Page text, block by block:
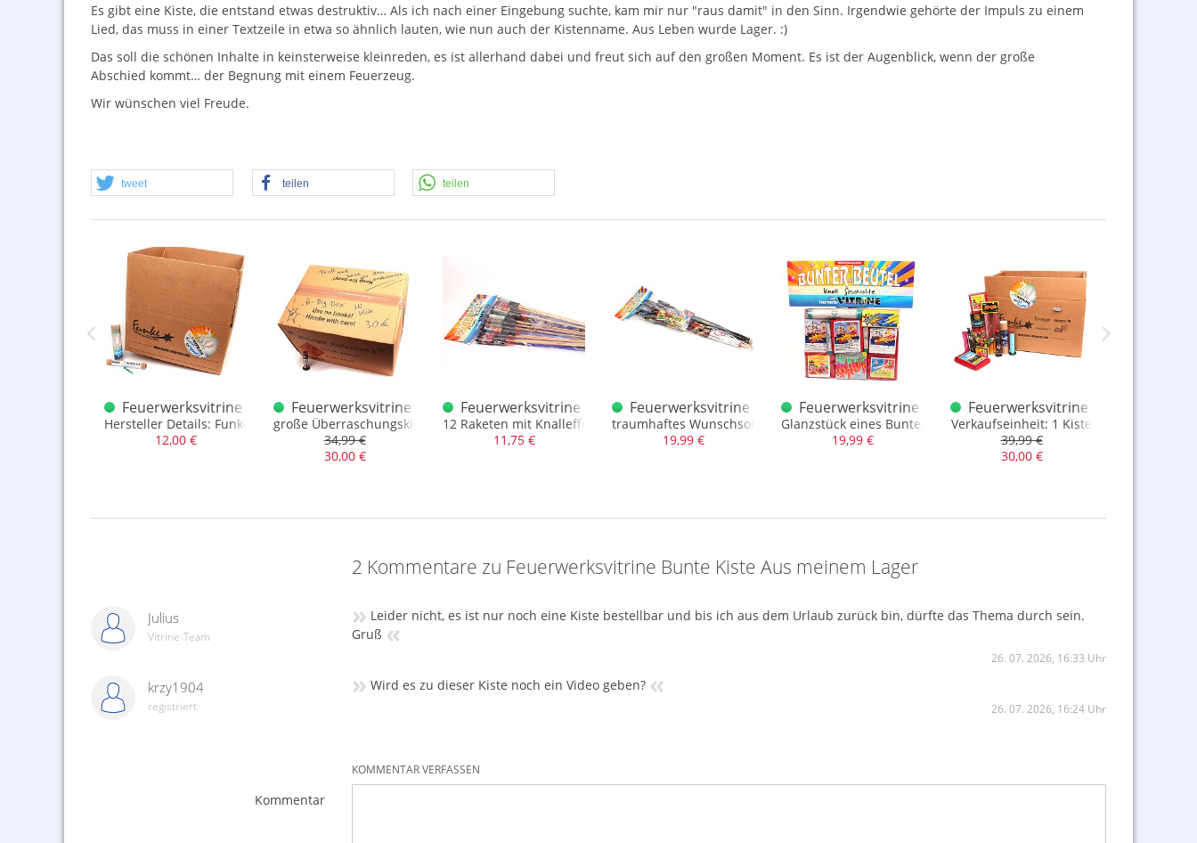
Es gibt eine Kiste, die entstand etwas destruktiv… Als ich nach einer Eingebung suchte, kam mir nur "raus damit" in den Sinn. Irgendwie gehörte der Impuls zu einem
Lied, das muss in einer Textzeile in etwa so ähnlich lauten, wie nun auch der Kistenname. Aus Leben wurde Lager. :)
Das soll die schönen Inhalte in keinsterweise kleinreden, es ist allerhand dabei und freut sich auf den großen Moment. Es ist der Augenblick, wenn der große
Abschied kommt… der Begnung mit einem Feuerzeug.
Wir wünschen viel Freude.
tweet teilen teilen
+ Funke Original Kiste Nr. 2
Feuerwerksvitrine + Funke Original Kiste Nr. 3
Hersteller Details: Funke
12,00 €
Feuerwerksvitrine Überraschungskiste F1 / F2 XXL 30er
große Überraschungskiste für 30.00 Euro
34,99 €
30,00 €
Feuerwerksvitrine Bunter Beutel Flower Raketen
12 Raketen mit Knalleffekt
11,75 €
Feuerwerksvitrine Bunter Beutel Wunschsortiment 7
traumhaftes Wunschsortiment
19,99 €
Feuerwerksvitrine Bunter Beutel Knallgeschichte
Glanzstück eines Bunten Beutels
19,99 €
Feuerwerksvitrine + Funke
Verkaufseinheit: 1 Kiste
39,99 €
30,00 €
2 Kommentare zu Feuerwerksvitrine Bunte Kiste Aus meinem Lager
Julius
Vitrine-Team
» Leider nicht, es ist nur noch eine Kiste bestellbar und bis ich aus dem Urlaub zurück bin, dürfte das Thema durch sein.
Gruß «
26. 07. 2026, 16:33 Uhr
krzy1904
registriert
» Wird es zu dieser Kiste noch ein Video geben? «
26. 07. 2026, 16:24 Uhr
KOMMENTAR VERFASSEN
Kommentar